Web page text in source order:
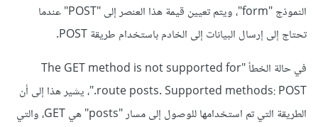
النموذج "form"، ويتم تعيين قيمة هذا العنصر إلى "POST" عندما
تحتاج إلى إرسال البيانات إلى الخادم باستخدام طريقة POST.
في حالة الخطأ "The GET method is not supported for
route posts. Supported methods: POST."، يشير هذا إلى أن
الطريقة التي تم استخدامها للوصول إلى مسار "posts" هي GET، والتي